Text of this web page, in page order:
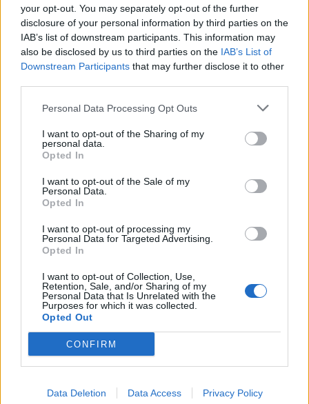
your opt-out. You may separately opt-out of the further
disclosure of your personal information by third parties on the
IAB’s list of downstream participants. This information may
also be disclosed by us to third parties on the IAB’s List of
Downstream Participants that may further disclose it to other
Personal Data Processing Opt Outs
I want to opt-out of the Sharing of my
personal data.
Opted In
I want to opt-out of the Sale of my
Personal Data.
Opted In
I want to opt-out of processing my
Personal Data for Targeted Advertising.
Opted In
I want to opt-out of Collection, Use,
Retention, Sale, and/or Sharing of my
Personal Data that Is Unrelated with the
Purposes for which it was collected.
Opted Out
CONFIRM
Data Deletion Data Access Privacy Policy